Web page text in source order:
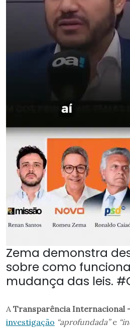
Zema demonstra
sobre como
mudança das leis.
A Transparência Internacional
investigação “aprofundada”e